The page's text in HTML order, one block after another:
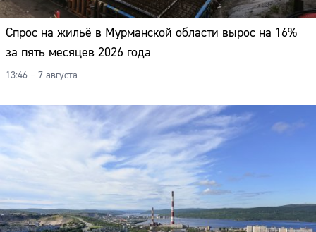
Спрос на жильё в Мурманской области вырос на 16%
за пять месяцев 2026 года
13:46 – 7 августа